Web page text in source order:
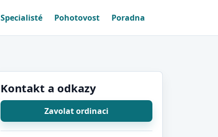
Specialisté Pohotovost Poradna
Kontakt a odkazy
Zavolat ordinaci